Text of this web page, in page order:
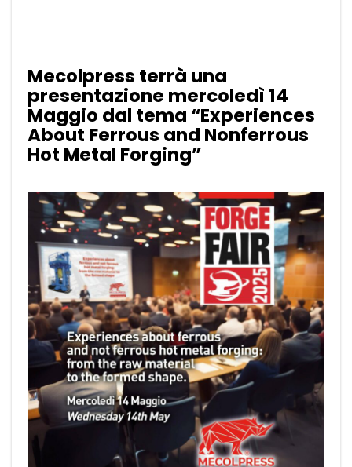
Mecolpress terrà una
presentazione mercoledì 14
Maggio dal tema “Experiences
About Ferrous and Nonferrous
Hot Metal Forging”